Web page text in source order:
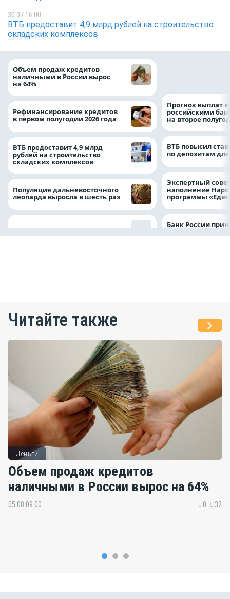
30.07 16:00
ВТБ предоставит 4,9 млрд рублей на строительство
складских комплексов
Объем продаж кредитов
наличными в России вырос
на 64%
Рефинансирование кредитов
в первом полугодии 2026 года
ВТБ предоставит 4,9 млрд
рублей на строительство
складских комплексов
Популяция дальневосточного
леопарда выросла в шесть раз
Прогноз выплат
российскими
на второе
ВТБ повысил
по депозитам
Экспертный
наполнение
программы
Банк России
Читайте также
Деньги
Объем продаж кредитов
наличными в России вырос на 64%
05.08 09:00 0 32